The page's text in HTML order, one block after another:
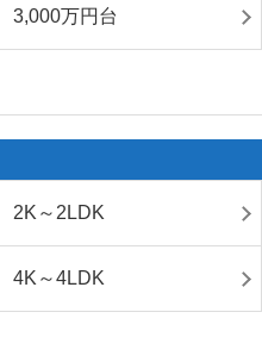
3,000万円台
2K～2LDK
4K～4LDK